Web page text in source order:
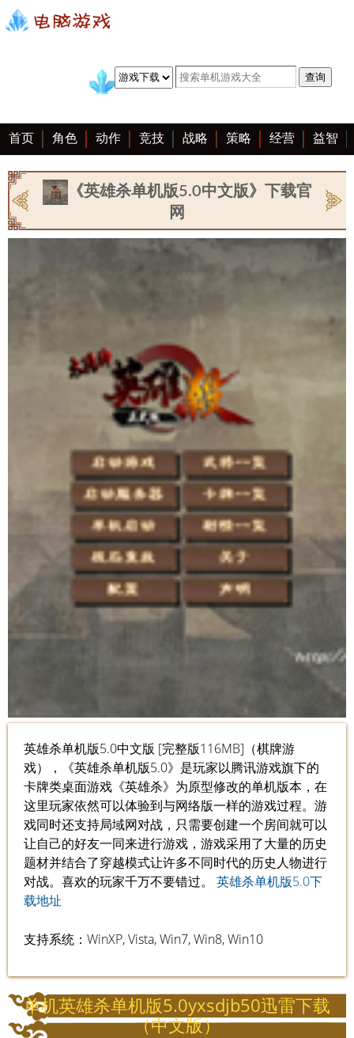
首页 角色 动作 竞技 战略 策略 经营 益智
冒险 棋牌 赛车 手游 恋爱 客户端 大全
《英雄杀单机版5.0中文版》下载官
网
英雄杀单机版5.0中文版 [完整版116MB]（棋牌游
戏），《英雄杀单机版5.0》是玩家以腾讯游戏旗下的
卡牌类桌面游戏《英雄杀》为原型修改的单机版本，在
这里玩家依然可以体验到与网络版一样的游戏过程。游
戏同时还支持局域网对战，只需要创建一个房间就可以
让自己的好友一同来进行游戏，游戏采用了大量的历史
题材并结合了穿越模式让许多不同时代的历史人物进行
对战。喜欢的玩家千万不要错过。 英雄杀单机版5.0下
载地址
支持系统：WinXP, Vista, Win7, Win8, Win10
单机英雄杀单机版5.0yxsdjb50迅雷下载
（中文版）